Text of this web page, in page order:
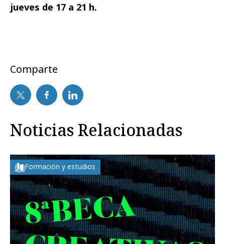
jueves de 17 a 21 h.
Comparte
Noticias Relacionadas
Formación y estudios